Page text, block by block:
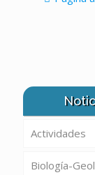
Actividades
Biología-